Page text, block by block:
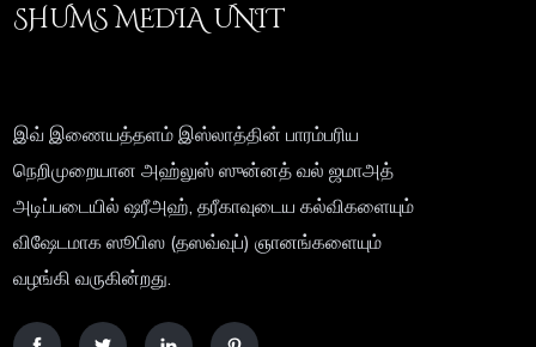
SHUMS MEDIA UNIT
இவ் இணையத்தளம் இஸ்லாத்தின் பாரம்பரிய
நெறிமுறையான அஹ்லுஸ் ஸுன்னத் வல் ஜமாஅத்
அடிப்படையில் ஷரீஅஹ், தரீகாவுடைய கல்விகளையும்
விஷேடமாக ஸூபிஸ (தஸவ்வுப்) ஞானங்களையும்
வழங்கி வருகின்றது.